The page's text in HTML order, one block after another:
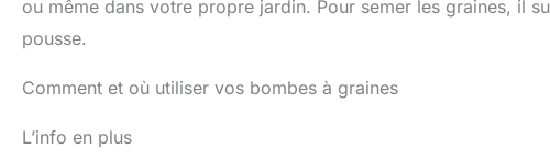
ou même dans votre propre jardin. Pour semer les graines, il
pousse.
Comment et où utiliser vos bombes à graines
L’info en plus